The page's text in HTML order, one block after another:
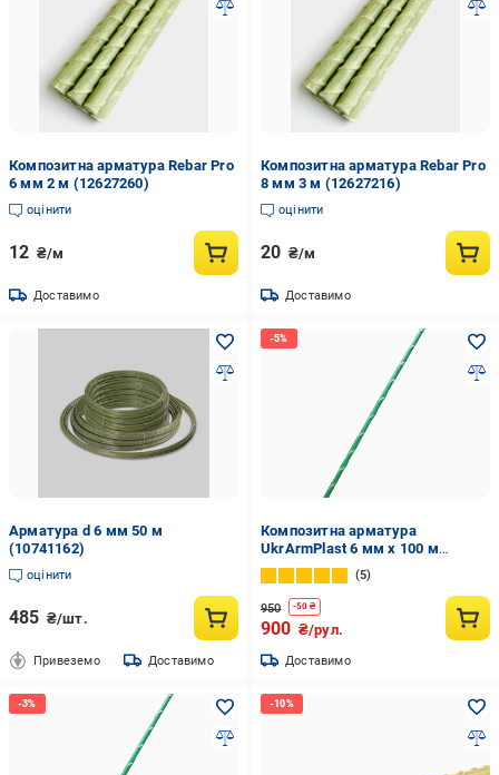
Композитна арматура Rebar Pro
6 мм 2 м (12627260)
оцінити
12 ₴/м
Доставимо
Композитна арматура Rebar Pro
8 мм 3 м (12627216)
оцінити
20 ₴/м
Доставимо
Арматура d 6 мм 50 м
(10741162)
оцінити
485 ₴/шт.
Привеземо Доставимо
Композитна арматура
UkrArmPlast 6 мм x 100 м
Зелений (1006з)
5
950 -50 ₴
900 ₴/рул.
Доставимо